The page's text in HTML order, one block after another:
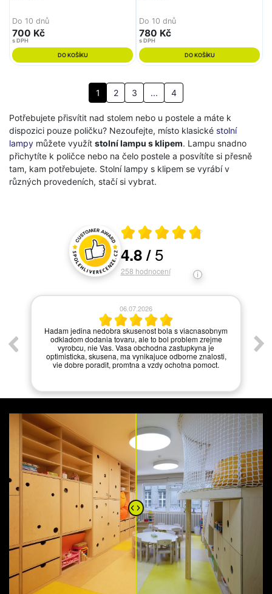
Do 10 dnů
700 Kč
s DPH
DO KOŠÍKU
Do 10 dnů
780 Kč
s DPH
DO KOŠÍKU
1 2 3 ... 4
Potřebujete přisvítit nad stolem nebo u postele a máte k
dispozici pouze poličku? Nezoufejte, místo klasické stolní
lampy můžete využít stolní lampu s klipem. Lampu snadno
přichytíte k poličce nebo na čelo postele a posvítíte si přesně
tam, kam potřebujete. Stolní lampy s klipem se vyrábí v
různých provedeních, stačí si vybrat.
Hodnocení a recenze zákazníků
Průměrné hodnocení 4.8 z 5
4.8/5
258 hodnocení
06.07.2026
Hadam jedina nedobra skusenost bola s viacnasobnym
odkladom dodania tovaru, ale to bol problem zrejme
vyrobcu, nie Vas. Vasa obchodna zastupkyna je
optimisticka, skusena, ma vynikajuce odborne znalosti,
vie dobre poradit, promtna a vzdy ochotna pomoct.